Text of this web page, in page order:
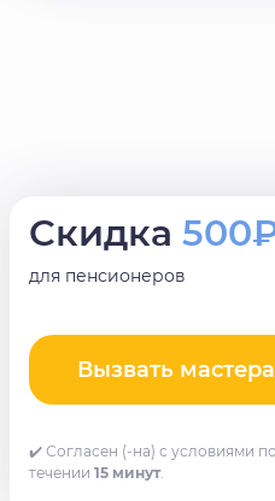
Скидка
для пенсионеров
Вызвать
✔️ Согласен (-на) с условиями
течении 15 минут.